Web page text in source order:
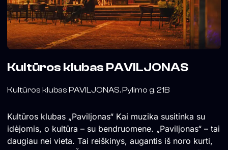
Kultūros klubas PAVILJONAS
Kultūros klubas PAVILJONAS. Pylimo g. 21B
Kultūros klubas „Paviljonas“ Kai muzika susitinka su
idėjomis, o kultūra – su bendruomene. „Paviljonas“ – tai
daugiau nei vieta. Tai reiškinys, augantis iš noro kurti,